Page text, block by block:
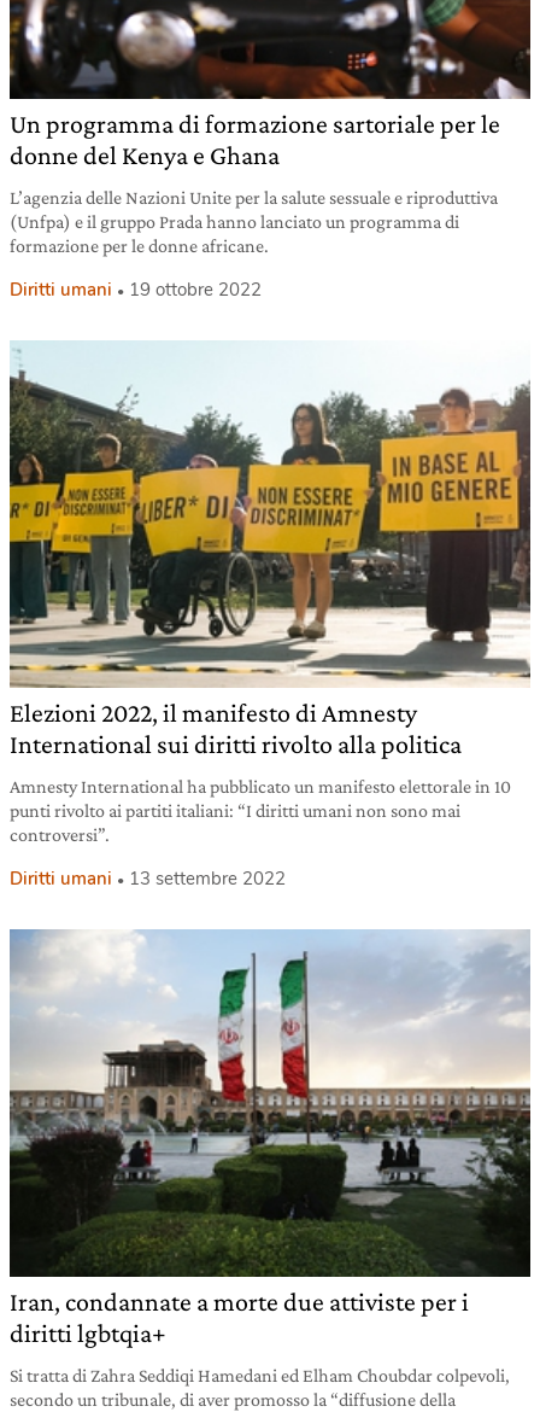
Un programma di formazione sartoriale per le
donne del Kenya e Ghana
L’agenzia delle Nazioni Unite per la salute sessuale e riproduttiva
(Unfpa) e il gruppo Prada hanno lanciato un programma di
formazione per le donne africane.
Diritti umani 19 ottobre 2022
Elezioni 2022, il manifesto di Amnesty
International sui diritti rivolto alla politica
Amnesty International ha pubblicato un manifesto elettorale in 10
punti rivolto ai partiti italiani: “I diritti umani non sono mai
controversi”.
Diritti umani 13 settembre 2022
Iran, condannate a morte due attiviste per i
diritti lgbtqia+
Si tratta di Zahra Seddiqi Hamedani ed Elham Choubdar colpevoli,
secondo un tribunale, di aver promosso la “diffusione della